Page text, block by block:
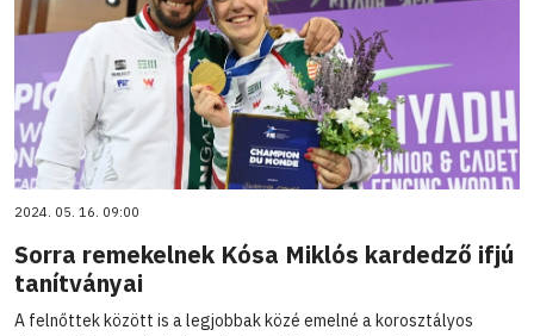
2024. 05. 16. 09:00
Sorra remekelnek Kósa Miklós kardedző ifjú
tanítványai
A felnőttek között is a legjobbak közé emelné a korosztályos